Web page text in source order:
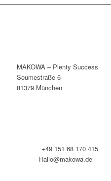
MAKOWA – Plenty Success
Seumestraße 6
81379 München
+49 151 68 170 415
Hallo@makowa.de